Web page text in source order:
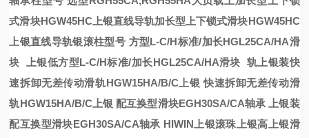
式滑块HGW45HC上银直线导轨加长型上下锁式滑块HGW45HC
上银直线导轨银滚柱型号 方型L-C/H标准/加长HGL25CA/HA滑
块
上银低方型L-C/H标准/加长HGL25CA/HA滑块 轨 上银装快
速拆卸无差传动滑轨HGW15HA/B/C上银 快速拆卸无差传动滑
轨HGW15HA/B/C上银 配互换型滑块EGH30SA/CA轴承
上银装
配互换型滑块EGH30SA/CA轴承 HIWIN上银滚珠 上银高 上银滑